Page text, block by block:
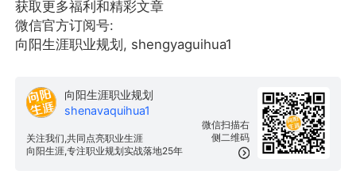
获取更多福利和精彩文章
微信官方订阅号:
向阳生涯职业规划, shengyaguihua1
微信扫描右
侧二维码
向阳生涯职业规划
shenavaquihua1
关注我们,共同点亮职业生涯
向阳生涯,专注职业规划实战落地25年